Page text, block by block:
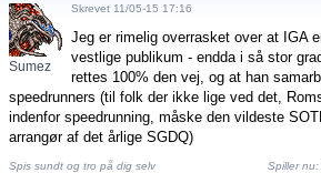
Sumez
Skrevet 11/05-15 17:16
Jeg er rimelig overrasket over at IGA
vestlige publikum - endda i så stor
rettes 100% den vej, og at han
speedrunners (til folk der ikke lige ved det,
indenfor speedrunning, måske den vildeste
arrangør af det årlige SGDQ)
Spis sundt og tro på dig selv Spiller nu: